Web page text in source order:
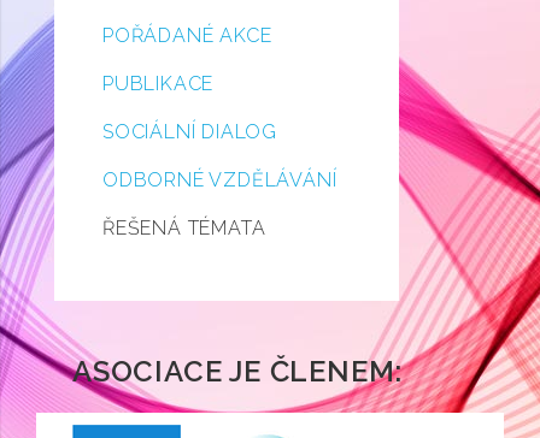
POŘÁDANÉ AKCE
PUBLIKACE
SOCIÁLNÍ DIALOG
ODBORNÉ VZDĚLÁVÁNÍ
ŘEŠENÁ TÉMATA
ASOCIACE JE ČLENEM: